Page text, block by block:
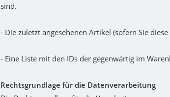
sind.
- Die zuletzt angesehenen Artikel (sofern Sie
- Eine Liste mit den IDs der gegenwärtig im
Rechtsgrundlage für die Datenverarbeitung